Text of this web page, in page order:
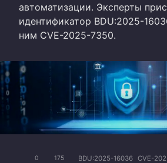
автоматизации. Эксперты
идентификатор BDU:2025-
ним CVE-2025-7350.
0 175 BDU:2025-16036 CVE-